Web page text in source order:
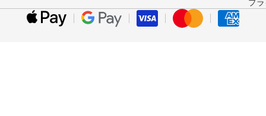
プ